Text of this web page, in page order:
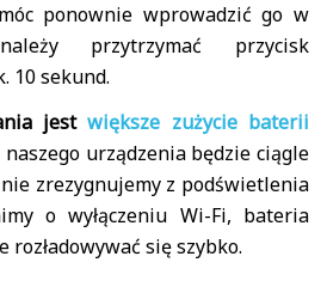
ponownie wprowadzić go w
przytrzymać przycisk
10 sekund.
jestwiększe zużycie baterii
naszego urządzenia będzie ciągle
nie zrezygnujemy z podświetlenia
o wyłączeniu Wi-Fi, bateria
się szybko.